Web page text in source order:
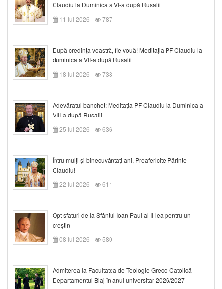
Claudiu la Duminica a VI-a după Rusalii
11 Iul 2026
787
După credinţa voastră, fie vouă! Meditația PF Claudiu la
duminica a VII-a după Rusalii
18 Iul 2026
738
Adevăratul banchet: Meditația PF Claudiu la Duminica a
VIII-a după Rusalii
25 Iul 2026
636
Întru mulți și binecuvântați ani, Preafericite Părinte
Claudiu!
22 Iul 2026
611
Opt sfaturi de la Sfântul Ioan Paul al II-lea pentru un
creștin
08 Iul 2026
580
Admiterea la Facultatea de Teologie Greco-Catolică –
Departamentul Blaj în anul universitar 2026/2027